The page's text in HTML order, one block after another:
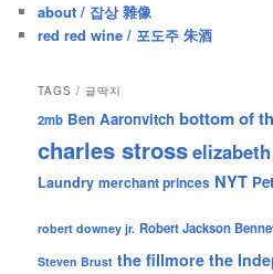
about / 잡상 雜像
red red wine / 포도주 朱酒
TAGS / 글딱지
2mb Ben Aaronvitch bottom of
charles stross
Laundry merchant princes NYT
robert downey jr. Robert Jackson
Steven Brust the fillmore the